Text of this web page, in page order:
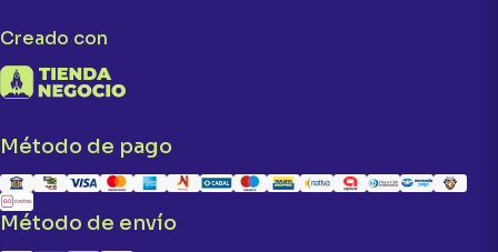
Creado con
Método de pago
Método de envío